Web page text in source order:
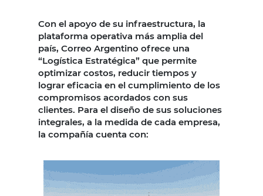
Con el apoyo de su infraestructura, la
plataforma operativa más amplia del
país, Correo Argentino ofrece una
“Logística Estratégica” que permite
optimizar costos, reducir tiempos y
lograr eficacia en el cumplimiento de los
compromisos acordados con sus
clientes. Para el diseño de sus soluciones
integrales, a la medida de cada empresa,
la compañía cuenta con: